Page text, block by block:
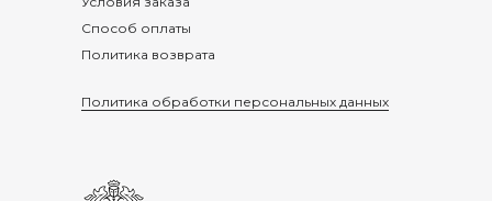
Способ оплаты
Политика возврата
Политика обработки персональных данных